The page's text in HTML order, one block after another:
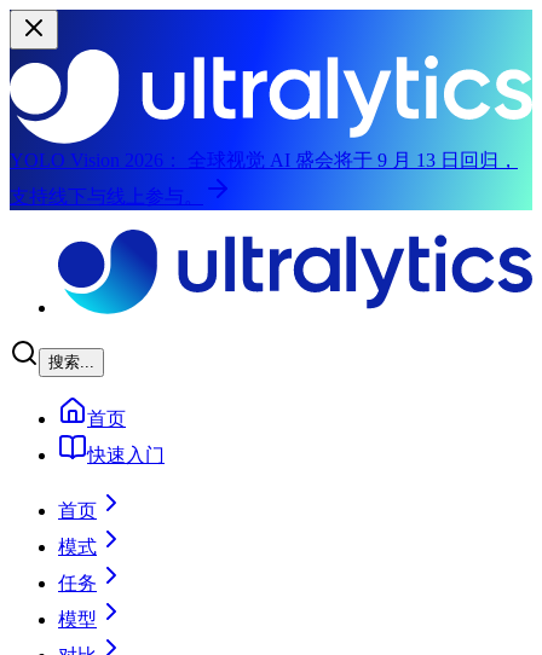
YOLO Vision 2026：
全球视觉 AI 盛会将于 9 月 13 日回归，
支持线下与线上参与。
搜索...
首页
快速入门
首页
模式
任务
模型